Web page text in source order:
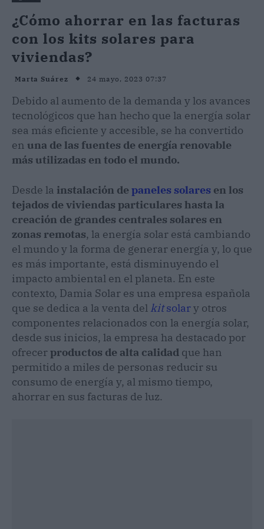
¿Cómo ahorrar en las facturas
con los kits solares para
viviendas?
Marta Suárez 24 mayo, 2023 07:37
Debido al aumento de la demanda y los avances
tecnológicos que han hecho que la energía solar
sea más eficiente y accesible, se ha convertido
en una de las fuentes de energía renovable
más utilizadas en todo el mundo.
Desde la instalación depaneles solares en los
tejados de viviendas particulares hasta la
creación de grandes centrales solares en
zonas remotas, la energía solar está cambiando
el mundo y la forma de generar energía y, lo que
es más importante, está disminuyendo el
impacto ambiental en el planeta. En este
contexto, Damia Solar es una empresa española
que se dedica a la venta del kitsolary otros
componentes relacionados con la energía solar,
desde sus inicios, la empresa ha destacado por
ofrecerproductos de alta calidad que han
permitido a miles de personas reducir su
consumo de energía y, al mismo tiempo,
ahorrar en sus facturas de luz.